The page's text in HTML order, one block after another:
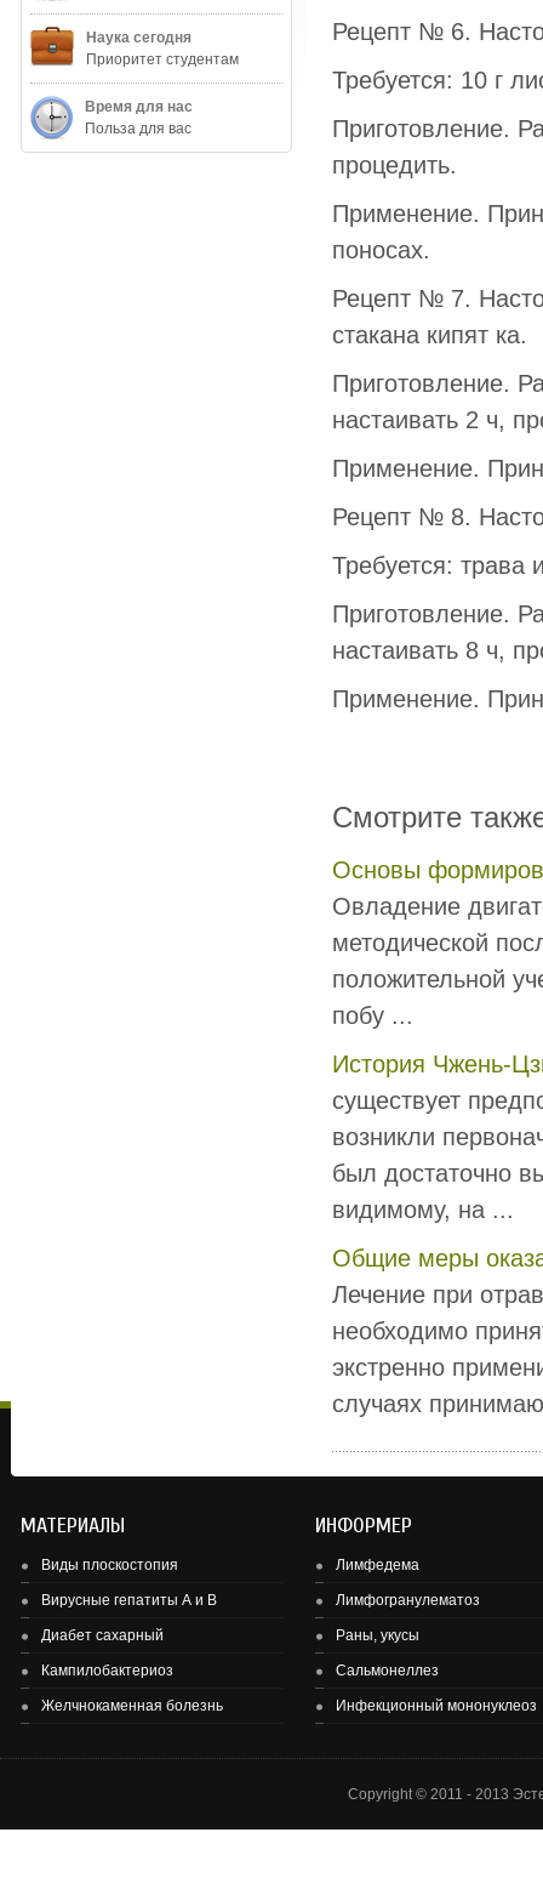
Рецепт № 6.
Требуется: 10 г
Приготовление.
процедить.
Применение.
поносах.
Рецепт № 7.
стакана кипят ка.
Приготовление.
настаивать 2 ч,
Применение.
Рецепт № 8.
Требуется: трава
Приготовление.
настаивать 8 ч,
Применение.
Смотрите
Основы
Овладение
методической
положительной
побу ...
История Чжень-
существует
возникли
был достаточно
видимому, на ...
Общие меры
Лечение при
необходимо
экстренно
случаях
Наука сегодня
Приоритет студентам
Время для нас
Польза для вас
МАТЕРИАЛЫ
Виды плоскостопия
Вирусные гепатиты А и В
Диабет сахарный
Кампилобактериоз
Желчнокаменная болезнь
ИНФОРМЕР
Лимфедема
Лимфогранулематоз
Раны, укусы
Сальмонеллез
Инфекционный мононуклеоз
Здоровье детей и подростков - основа здоровье нации.
Copyright © 2011 - 2013